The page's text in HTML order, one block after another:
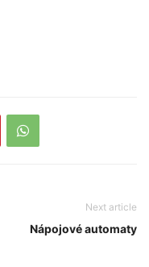
Next article
Nápojové automaty